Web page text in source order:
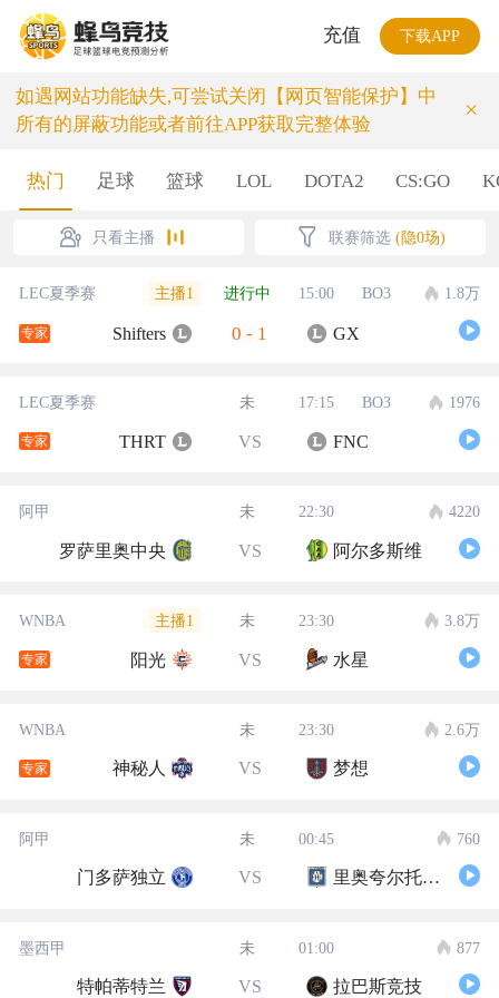
充值 下载APP
如遇网站功能缺失,可尝试关闭【网页智能保护】中
所有的屏蔽功能或者前往APP获取完整体验
×
热门 足球 篮球 LOL DOTA2 CS:GO
只看主播 联赛筛选 (隐0场)
LEC夏季赛 主播1 进行中 15:00 BO3 1.8万
专家 Shifters 0 - 1 GX
LEC夏季赛 未 17:15 BO3 1976
专家 THRT VS FNC
阿甲 未 22:30 4220
罗萨里奥中央 VS 阿尔多斯维
WNBA 主播1 未 23:30 3.8万
专家 阳光 VS 水星
WNBA 未 23:30 2.6万
专家 神秘人 VS 梦想
阿甲 未 00:45 760
门多萨独立 VS 里奥夸尔托学生队
墨西甲 未 01:00 877
特帕蒂特兰 VS 拉巴斯竞技